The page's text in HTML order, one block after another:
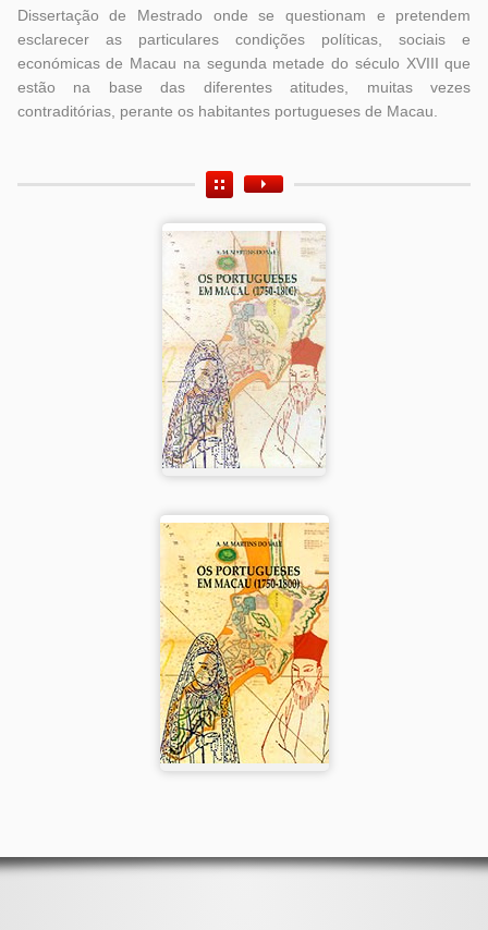
Dissertação de Mestrado onde se questionam e pretendem
esclarecer as particulares condições políticas, sociais e
económicas de Macau na segunda metade do século XVIII que
estão na base das diferentes atitudes, muitas vezes
contraditórias, perante os habitantes portugueses de Macau.